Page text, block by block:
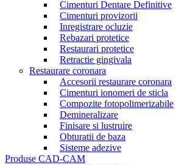
Cimenturi Dentare Definitive
Cimenturi provizorii
Inregistrare ocluzie
Rebazari protetice
Restaurari protetice
Retractie gingivala
Restaurare coronara
Accesorii restaurare coronara
Cimenturi ionomeri de sticla
Compozite fotopolimerizabile
Demineralizare
Finisare si lustruire
Obturatii de baza
Sisteme adezive
Produse CAD-CAM